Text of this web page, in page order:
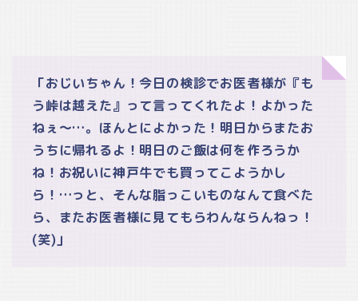
「おじいちゃん！今日の検診でお医者様が『も
う峠は越えた』って言ってくれたよ！よかった
ねぇ～…。ほんとによかった！明日からまたお
うちに帰れるよ！明日のご飯は何を作ろうか
ね！お祝いに神戸牛でも買ってこようかし
ら！…っと、そんな脂っこいものなんて食べた
ら、またお医者様に見てもらわんならんねっ！
(笑)」